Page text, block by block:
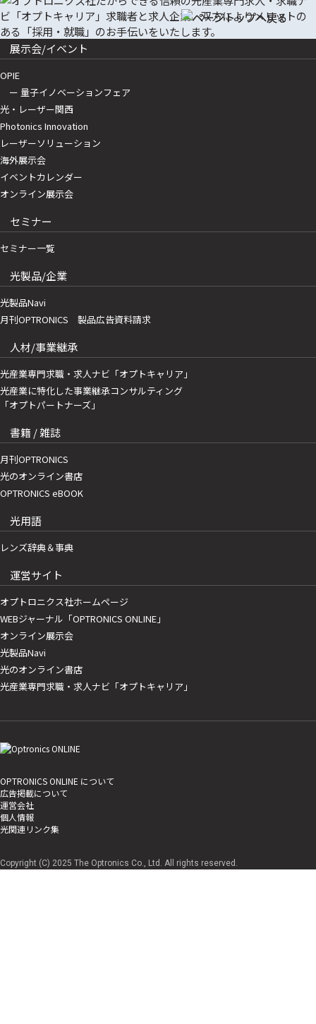
展示会/イベント
OPIE
ー 量子イノベーションフェア
光・レーザー関西
Photonics Innovation
レーザーソリューション
海外展示会
イベントカレンダー
オンライン展示会
セミナー
セミナー一覧
光製品/企業
光製品Navi
月刊OPTRONICS 製品広告資料請求
人材/事業継承
光産業専門求職・求人ナビ「オプトキャリア」
光産業に特化した事業継承コンサルティング
「オプトパートナーズ」
書籍 / 雑誌
月刊OPTRONICS
光のオンライン書店
OPTRONICS eBOOK
光用語
レンズ辞典＆事典
運営サイト
オプトロニクス社ホームページ
WEBジャーナル「OPTRONICS ONLINE」
オンライン展示会
光製品Navi
光のオンライン書店
光産業専門求職・求人ナビ「オプトキャリア」
OPTRONICS ONLINE について
広告掲載について
運営会社
個人情報
光関連リンク集
Copyright (C) 2025 The Optronics Co., Ltd. All rights reserved.